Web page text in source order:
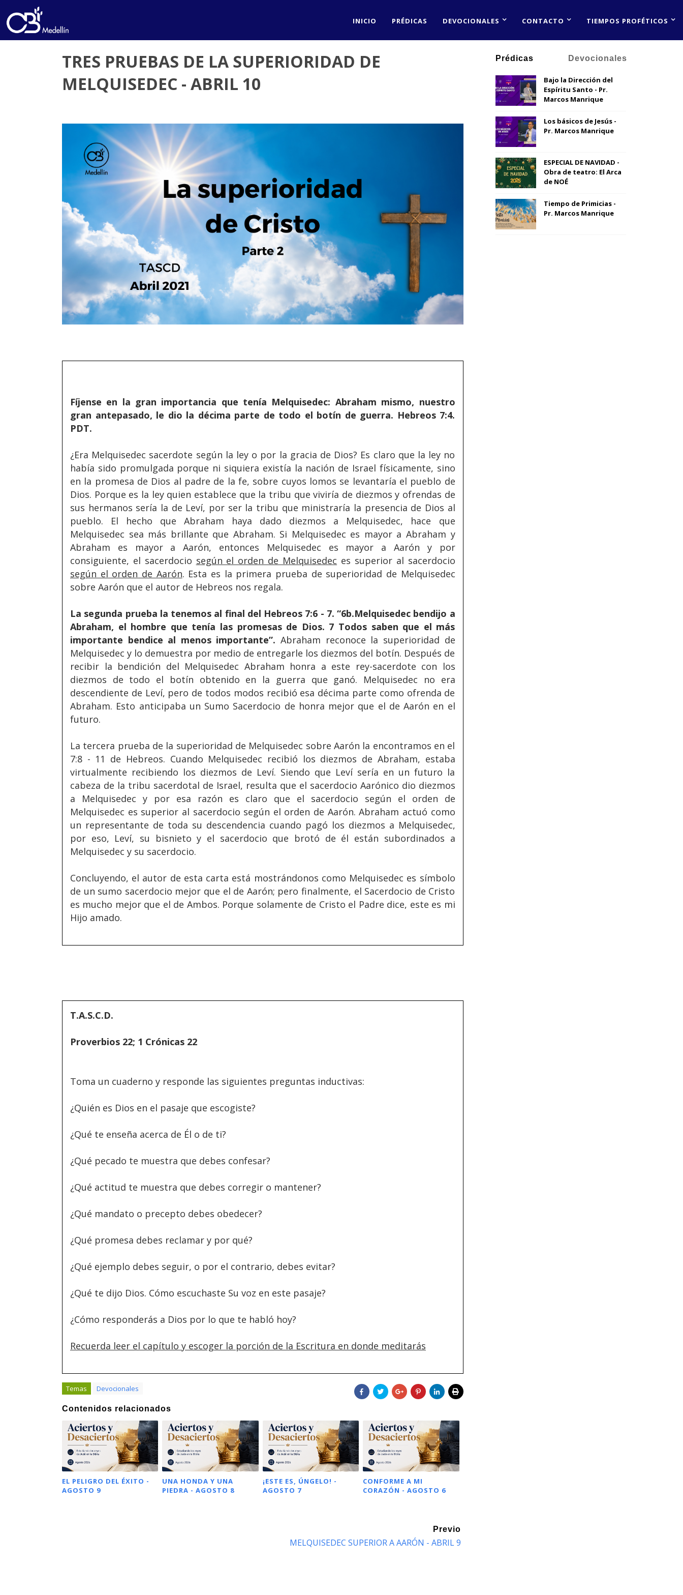
INICIO PRÉDICAS DEVOCIONALES CONTACTO TIEMPOS PROFÉTICOS
TRES PRUEBAS DE LA SUPERIORIDAD DE
MELQUISEDEC - ABRIL 10
Fíjense en la gran importancia que tenía Melquisedec: Abraham mismo, nuestro
gran antepasado, le dio la décima parte de todo el botín de guerra. Hebreos 7:4.
PDT.
¿Era Melquisedec sacerdote según la ley o por la gracia de Dios? Es claro que la ley no
había sido promulgada porque ni siquiera existía la nación de Israel físicamente, sino
en la promesa de Dios al padre de la fe, sobre cuyos lomos se levantaría el pueblo de
Dios. Porque es la ley quien establece que la tribu que viviría de diezmos y ofrendas de
sus hermanos sería la de Leví, por ser la tribu que ministraría la presencia de Dios al
pueblo. El hecho que Abraham haya dado diezmos a Melquisedec, hace que
Melquisedec sea más brillante que Abraham. Si Melquisedec es mayor a Abraham y
Abraham es mayor a Aarón, entonces Melquisedec es mayor a Aarón y por
consiguiente, el sacerdocio según el orden de Melquisedec es superior al sacerdocio
según el orden de Aarón. Esta es la primera prueba de superioridad de Melquisedec
sobre Aarón que el autor de Hebreos nos regala.
La segunda prueba la tenemos al final del Hebreos 7:6 - 7. “6b.Melquisedec bendijo a
Abraham, el hombre que tenía las promesas de Dios. 7 Todos saben que el más
importante bendice al menos importante”. Abraham reconoce la superioridad de
Melquisedec y lo demuestra por medio de entregarle los diezmos del botín. Después de
recibir la bendición del Melquisedec Abraham honra a este rey-sacerdote con los
diezmos de todo el botín obtenido en la guerra que ganó. Melquisedec no era
descendiente de Leví, pero de todos modos recibió esa décima parte como ofrenda de
Abraham. Esto anticipaba un Sumo Sacerdocio de honra mejor que el de Aarón en el
futuro.
La tercera prueba de la superioridad de Melquisedec sobre Aarón la encontramos en el
7:8 - 11 de Hebreos. Cuando Melquisedec recibió los diezmos de Abraham, estaba
virtualmente recibiendo los diezmos de Leví. Siendo que Leví sería en un futuro la
cabeza de la tribu sacerdotal de Israel, resulta que el sacerdocio Aarónico dio diezmos
a Melquisedec y por esa razón es claro que el sacerdocio según el orden de
Melquisedec es superior al sacerdocio según el orden de Aarón. Abraham actuó como
un representante de toda su descendencia cuando pagó los diezmos a Melquisedec,
por eso, Leví, su bisnieto y el sacerdocio que brotó de él están subordinados a
Melquisedec y su sacerdocio.
Concluyendo, el autor de esta carta está mostrándonos como Melquisedec es símbolo
de un sumo sacerdocio mejor que el de Aarón; pero finalmente, el Sacerdocio de Cristo
es mucho mejor que el de Ambos. Porque solamente de Cristo el Padre dice, este es mi
Hijo amado.
T.A.S.C.D.
Proverbios 22; 1 Crónicas 22
Toma un cuaderno y responde las siguientes preguntas inductivas:
¿Quién es Dios en el pasaje que escogiste?
¿Qué te enseña acerca de Él o de ti?
¿Qué pecado te muestra que debes confesar?
¿Qué actitud te muestra que debes corregir o mantener?
¿Qué mandato o precepto debes obedecer?
¿Qué promesa debes reclamar y por qué?
¿Qué ejemplo debes seguir, o por el contrario, debes evitar?
¿Qué te dijo Dios. Cómo escuchaste Su voz en este pasaje?
¿Cómo responderás a Dios por lo que te habló hoy?
Recuerda leer el capítulo y escoger la porción de la Escritura en donde meditarás
Temas Devocionales
Contenidos relacionados
EL PELIGRO DEL ÉXITO -
AGOSTO 9
UNA HONDA Y UNA
PIEDRA - AGOSTO 8
¡ESTE ES, ÚNGELO! -
AGOSTO 7
CONFORME A MI
CORAZÓN - AGOSTO 6
Previo
MELQUISEDEC SUPERIOR A AARÓN - ABRIL 9
Prédicas Devocionales
Bajo la Dirección del
Espíritu Santo - Pr.
Marcos Manrique
Los básicos de Jesús -
Pr. Marcos Manrique
ESPECIAL DE NAVIDAD -
Obra de teatro: El Arca
de NOÉ
Tiempo de Primicias -
Pr. Marcos Manrique